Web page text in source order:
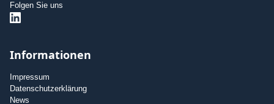
Folgen Sie uns
Informationen
Impressum
Datenschutzerklärung
News